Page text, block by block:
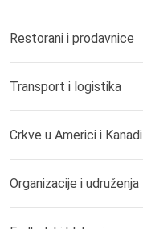
Restorani i prodavnice
Transport i logistika
Crkve u Americi i Kanadi
Organizacije i udruženja